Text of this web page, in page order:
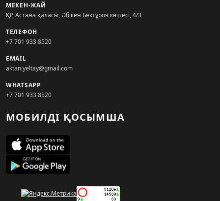
МЕКЕН-ЖАЙ
ҚР, Астана қаласы, Әбікен Бектұров көшесі, 4/3
ТЕЛЕФОН
+7 701 933 8520
EMAIL
aktan.yeltay@gmail.com
WHATSAPP
+7 701 933 8520
МОБИЛДІ ҚОСЫМША